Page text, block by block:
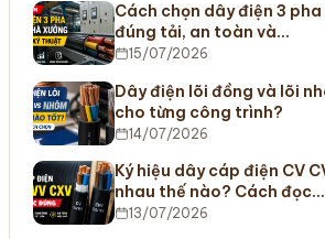
Cách chọn dây điện 3
đúng tải, an toàn và…
15/07/2026
Dây điện lõi đồng và lõi
cho từng công trình?
14/07/2026
Ký hiệu dây cáp điện CV
nhau thế nào? Cách đọc…
13/07/2026